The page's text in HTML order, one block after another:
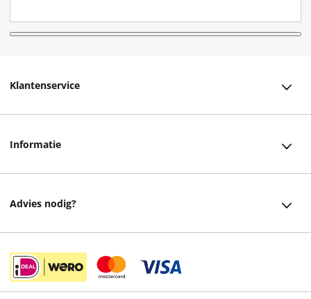
Klantenservice
Retourneren
Veelgestelde vragen
Informatie
Cadeaukaart
Advies nodig?
Instagram